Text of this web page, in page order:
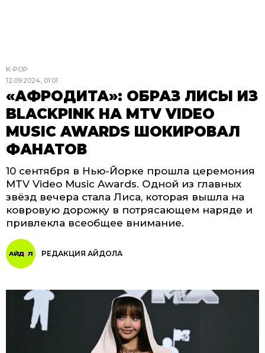
K-POP
12.09.2024, 01:01
«АФРОДИТА»: ОБРАЗ ЛИСЫ ИЗ
BLACKPINK НА MTV VIDEO
MUSIC AWARDS ШОКИРОВАЛ
ФАНАТОВ
10 сентября в Нью-Йорке прошла церемония
MTV Video Music Awards. Одной из главных
звёзд вечера стала Лиса, которая вышла на
ковровую дорожку в потрясающем наряде и
привлекла всеобщее внимание.
РЕДАКЦИЯ АЙДОЛА